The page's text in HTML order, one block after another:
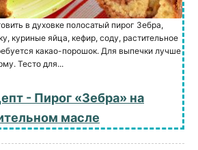
в духовке полосатый пирог Зебра,
куриные яйца, кефир, соду, растительное
какао-порошок. Для выпечки лучше
Тесто для...
- Пирог «Зебра» на
масле